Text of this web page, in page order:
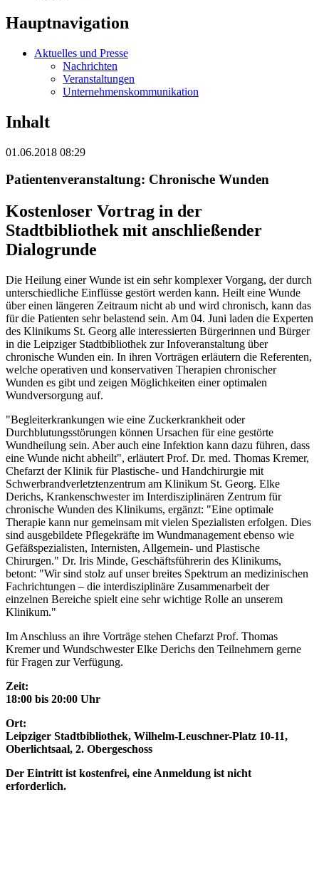
Hauptnavigation
Aktuelles und Presse
Nachrichten
Veranstaltungen
Unternehmenskommunikation
Inhalt
01.06.2018 08:29
Patientenveranstaltung: Chronische Wunden
Kostenloser Vortrag in der
Stadtbibliothek mit anschließender
Dialogrunde
Die Heilung einer Wunde ist ein sehr komplexer Vorgang, der durch
unterschiedliche Einflüsse gestört werden kann. Heilt eine Wunde
über einen längeren Zeitraum nicht ab und wird chronisch, kann das
für die Patienten sehr belastend sein. Am 04. Juni laden die Experten
des Klinikums St. Georg alle interessierten Bürgerinnen und Bürger
in die Leipziger Stadtbibliothek zur Infoveranstaltung über
chronische Wunden ein. In ihren Vorträgen erläutern die Referenten,
welche operativen und konservativen Therapien chronischer
Wunden es gibt und zeigen Möglichkeiten einer optimalen
Wundversorgung auf.
"Begleiterkrankungen wie eine Zuckerkrankheit oder
Durchblutungsstörungen können Ursachen für eine gestörte
Wundheilung sein. Aber auch eine Infektion kann dazu führen, dass
eine Wunde nicht abheilt", erläutert Prof. Dr. med. Thomas Kremer,
Chefarzt der Klinik für Plastische- und Handchirurgie mit
Schwerbrandverletztenzentrum am Klinikum St. Georg. Elke
Derichs, Krankenschwester im Interdisziplinären Zentrum für
chronische Wunden des Klinikums, ergänzt: "Eine optimale
Therapie kann nur gemeinsam mit vielen Spezialisten erfolgen. Dies
sind ausgebildete Pflegekräfte im Wundmanagement ebenso wie
Gefäßspezialisten, Internisten, Allgemein- und Plastische
Chirurgen." Dr. Iris Minde, Geschäftsführerin des Klinikums,
betont: "Wir sind stolz auf unser breites Spektrum an medizinischen
Fachrichtungen – die interdisziplinäre Zusammenarbeit der
einzelnen Bereiche spielt eine sehr wichtige Rolle an unserem
Klinikum."
Im Anschluss an ihre Vorträge stehen Chefarzt Prof. Thomas
Kremer und Wundschwester Elke Derichs den Teilnehmern gerne
für Fragen zur Verfügung.
Zeit:
18:00 bis 20:00 Uhr
Ort:
Leipziger Stadtbibliothek, Wilhelm-Leuschner-Platz 10-11,
Oberlichtsaal, 2. Obergeschoss
Der Eintritt ist kostenfrei, eine Anmeldung ist nicht
erforderlich.